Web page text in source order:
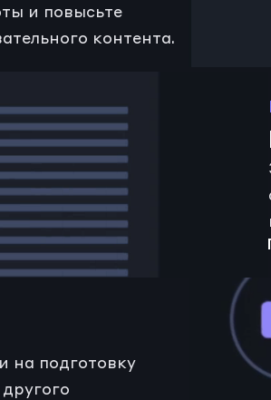
и повысьте
контента.
на подготовку